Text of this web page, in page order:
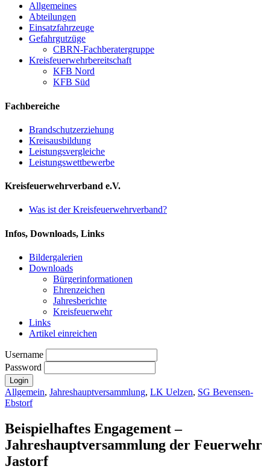
Allgemeines
Abteilungen
Einsatzfahrzeuge
Gefahrgutzüge
CBRN-Fachberatergruppe
Kreisfeuerwehrbereitschaft
KFB Nord
KFB Süd
Fachbereiche
Brandschutzerziehung
Kreisausbildung
Leistungsvergleiche
Leistungswettbewerbe
Kreisfeuerwehrverband e.V.
Was ist der Kreisfeuerwehrverband?
Infos, Downloads, Links
Bildergalerien
Downloads
Bürgerinformationen
Ehrenzeichen
Jahresberichte
Kreisfeuerwehr
Links
Artikel einreichen
Username
Password
Allgemein, Jahreshauptversammlung, LK Uelzen, SG Bevensen-
Ebstorf
Beispielhaftes Engagement –
Jahreshauptversammlung der Feuerwehr
Jastorf